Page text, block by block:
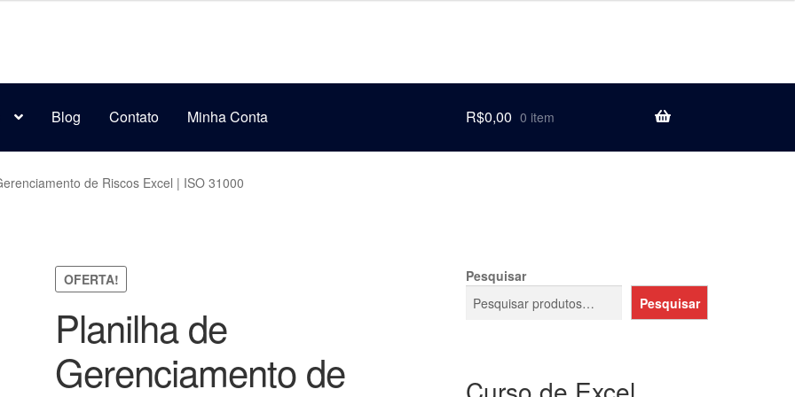
Blog Contato Minha Conta R$0,00 0 item
de Riscos Excel | ISO 31000
OFERTA!
Planilha de
Gerenciamento de
Pesquisar
Pesquisar